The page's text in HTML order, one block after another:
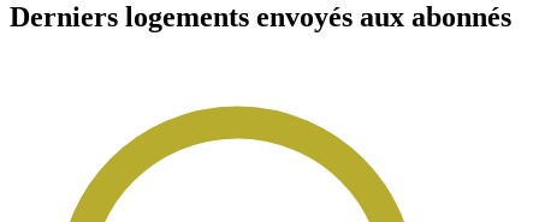
Derniers logements envoyés aux abonnés